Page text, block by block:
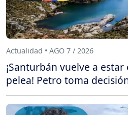
Actualidad • AGO 7 / 2026
¡Santurbán vuelve a
pelea! Petro toma